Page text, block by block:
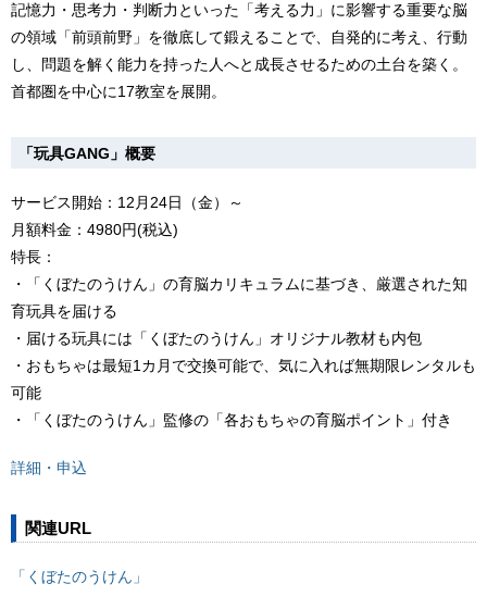
記憶力・思考力・判断力といった「考える力」に影響する重要な脳
の領域「前頭前野」を徹底して鍛えることで、自発的に考え、行動
し、問題を解く能力を持った人へと成長させるための土台を築く。
首都圏を中心に17教室を展開。
「玩具GANG」概要
サービス開始：12月24日（金）～
月額料金：4980円(税込)
特長：
・「くぼたのうけん」の育脳カリキュラムに基づき、厳選された知
育玩具を届ける
・届ける玩具には「くぼたのうけん」オリジナル教材も内包
・おもちゃは最短1カ月で交換可能で、気に入れば無期限レンタルも
可能
・「くぼたのうけん」監修の「各おもちゃの育脳ポイント」付き
詳細・申込
関連URL
「くぼたのうけん」